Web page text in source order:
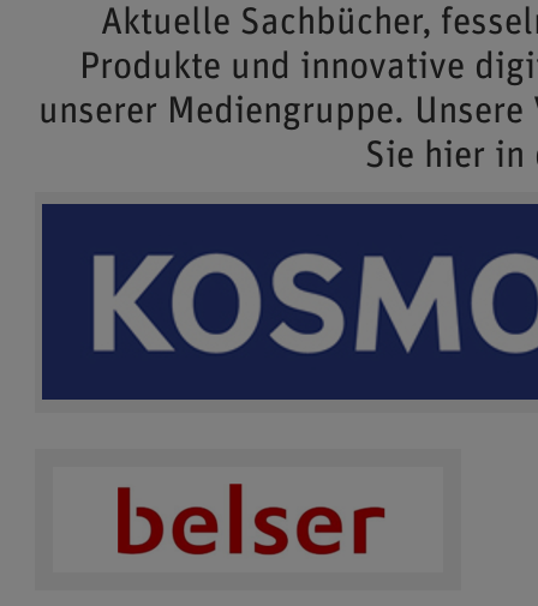
Aktuelle Sachbücher,
Produkte und innovative
unserer Mediengruppe.
Sie hier in